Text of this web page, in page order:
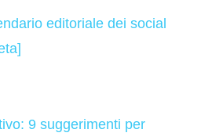
editoriale dei social
9 suggerimenti per